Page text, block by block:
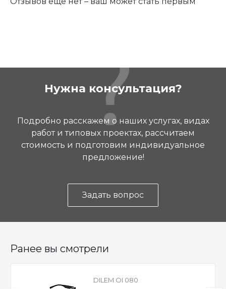
Нужна консультация?
Подробно расскажем о наших услугах, видах
работ и типовых проектах, рассчитаем
стоимость и подготовим индивидуальное
предложение!
Задать вопрос
Ранее вы смотрели
DILEM OI 080